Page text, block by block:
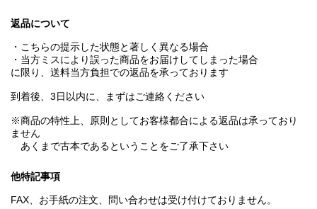
返品について
・こちらの提示した状態と著しく異なる場合
・当方ミスにより誤った商品をお届けしてしまった場合
に限り、送料当方負担での返品を承っております
到着後、3日以内に、まずはご連絡ください
※商品の特性上、原則としてお客様都合による返品は承っており
ません
あくまで古本であるということをご了承下さい
他特記事項
FAX、お手紙の注文、問い合わせは受け付けておりません。